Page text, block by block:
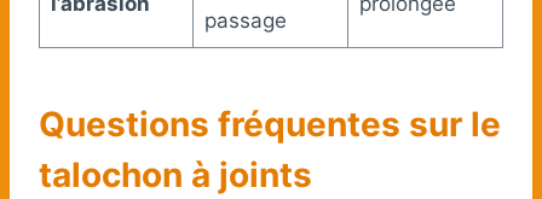
passage
Questions fréquentes sur le
talochon à joints